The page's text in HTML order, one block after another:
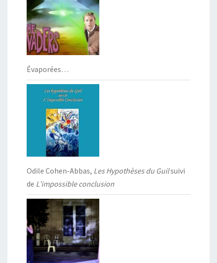
Évaporées…
Odile Cohen-Abbas, Les Hypothèses du Guilsuivi
de L’impossible conclusion